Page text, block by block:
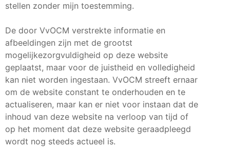
stellen zonder mijn toestemming.
De door VvOCM verstrekte informatie en
afbeeldingen zijn met de grootst
mogelijkezorgvuldigheid op deze website
geplaatst, maar voor de juistheid en volledigheid
kan niet worden ingestaan. VvOCM streeft ernaar
om de website constant te onderhouden en te
actualiseren, maar kan er niet voor instaan dat de
inhoud van deze website na verloop van tijd of
op het moment dat deze website geraadpleegd
wordt nog steeds actueel is.